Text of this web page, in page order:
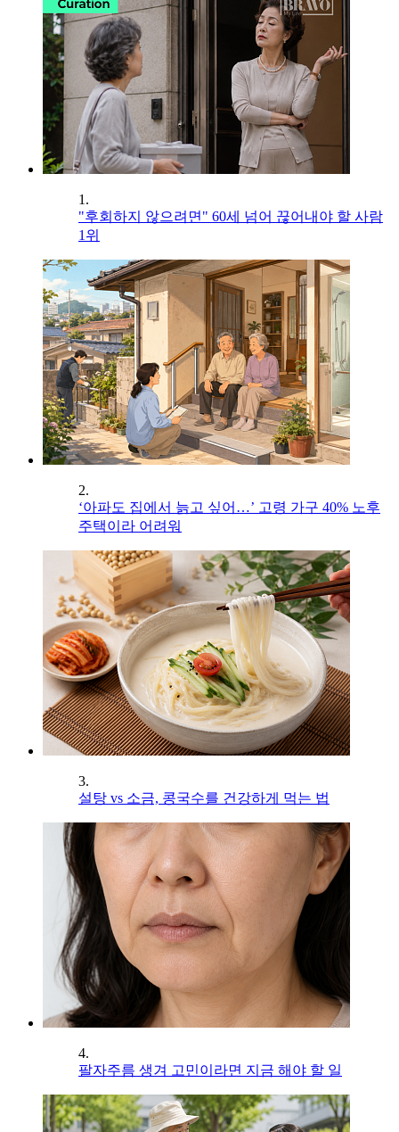
1.
"후회하지 않으려면" 60세 넘어 끊어내야 할 사람
1위
2.
‘아파도 집에서 늙고 싶어…’ 고령 가구 40% 노후
주택이라 어려워
3.
설탕 vs 소금, 콩국수를 건강하게 먹는 법
4.
팔자주름 생겨 고민이라면 지금 해야 할 일